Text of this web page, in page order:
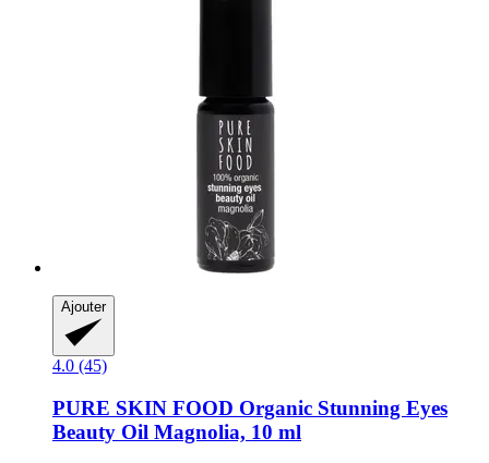
Ajouter
4.0 (45)
PURE SKIN FOOD Organic Stunning Eyes
Beauty Oil Magnolia, 10 ml